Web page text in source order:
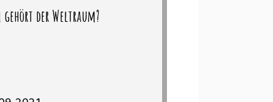
gehört der Weltraum?